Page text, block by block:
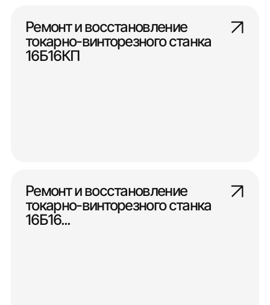
Ремонт и восстановление
токарно-винторезного станка
16Б16КП
Ремонт и восстановление
токарно-винторезного станка
16Б16...